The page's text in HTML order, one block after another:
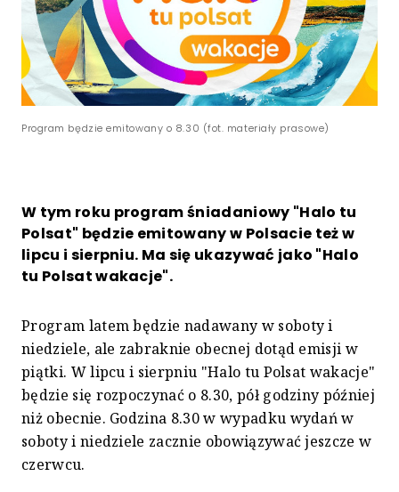
Program będzie emitowany o 8.30 (fot. materiały prasowe)
W tym roku program śniadaniowy "Halo tu
Polsat" będzie emitowany w Polsacie też w
lipcu i sierpniu. Ma się ukazywać jako "Halo
tu Polsat wakacje".
Program latem będzie nadawany w soboty i
niedziele, ale zabraknie obecnej dotąd emisji w
piątki. W lipcu i sierpniu "Halo tu Polsat wakacje"
będzie się rozpoczynać o 8.30, pół godziny później
niż obecnie. Godzina 8.30 w wypadku wydań w
soboty i niedziele zacznie obowiązywać jeszcze w
czerwcu.